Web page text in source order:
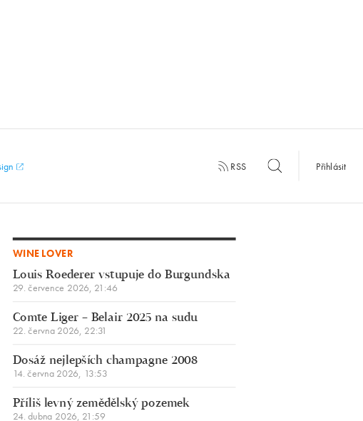
RSS Přihlásit
WINE LOVER
Louis Roederer vstupuje do Burgundska
29. července 2026, 21:46
Comte Liger – Belair 2025 na sudu
22. června 2026, 22:31
Dosáž nejlepších champagne 2008
14. června 2026, 13:53
Příliš levný zemědělský pozemek
24. dubna 2026, 21:59